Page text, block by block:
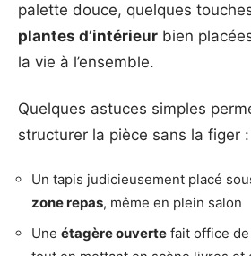
palette douce, quelques
plantes d’intérieur bien
la vie à l’ensemble.
Quelques astuces simples
structurer la pièce sans la figer :
Un tapis judicieusement placé
zone repas, même en plein salon
Une étagère ouverte fait office